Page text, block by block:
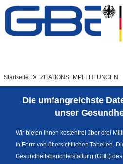
Zum Inhalt
Sprachumschaltung
Fußzeile
Startseite ZITATIONSEMPFEHLUNGEN
Die umfangreichste
unser
Wir bieten Ihnen kostenfrei über drei
in Form von übersichtlichen Tabellen.
Gesundheitsberichterstattung (GBE)